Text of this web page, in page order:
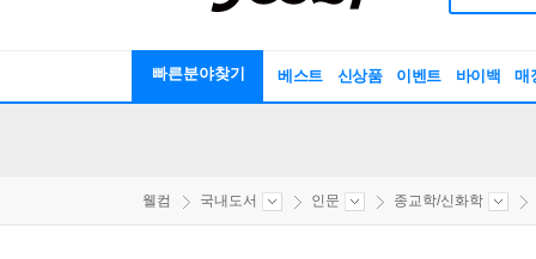
빠른분야찾기 베스트 신상품 이벤트 바이백 매
웰컴 국내도서 인문 종교학/신화학